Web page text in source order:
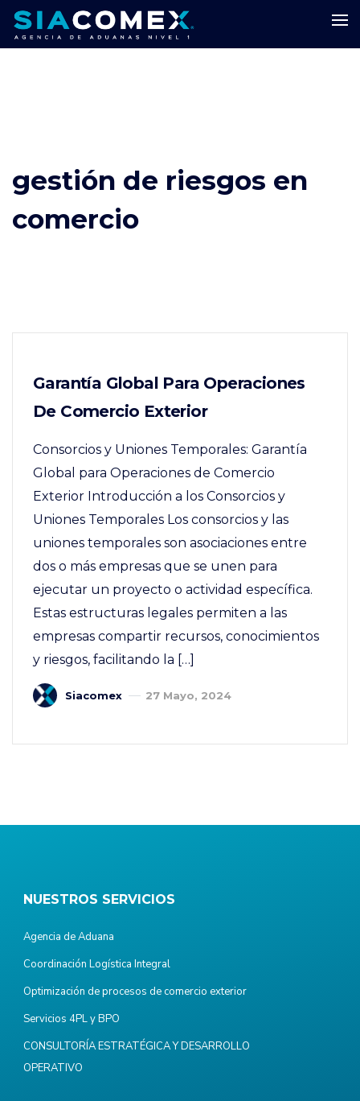
gestión de riesgos en
comercio
Garantía Global Para Operaciones
De Comercio Exterior
Consorcios y Uniones Temporales: Garantía
Global para Operaciones de Comercio
Exterior Introducción a los Consorcios y
Uniones Temporales Los consorcios y las
uniones temporales son asociaciones entre
dos o más empresas que se unen para
ejecutar un proyecto o actividad específica.
Estas estructuras legales permiten a las
empresas compartir recursos, conocimientos
y riesgos, facilitando la […]
Siacomex 27 Mayo, 2024
NUESTROS SERVICIOS
Agencia de Aduana
Coordinación Logística Integral
Optimización de procesos de comercio exterior
Servicios 4PL y BPO
CONSULTORÍA ESTRATÉGICA Y DESARROLLO
OPERATIVO